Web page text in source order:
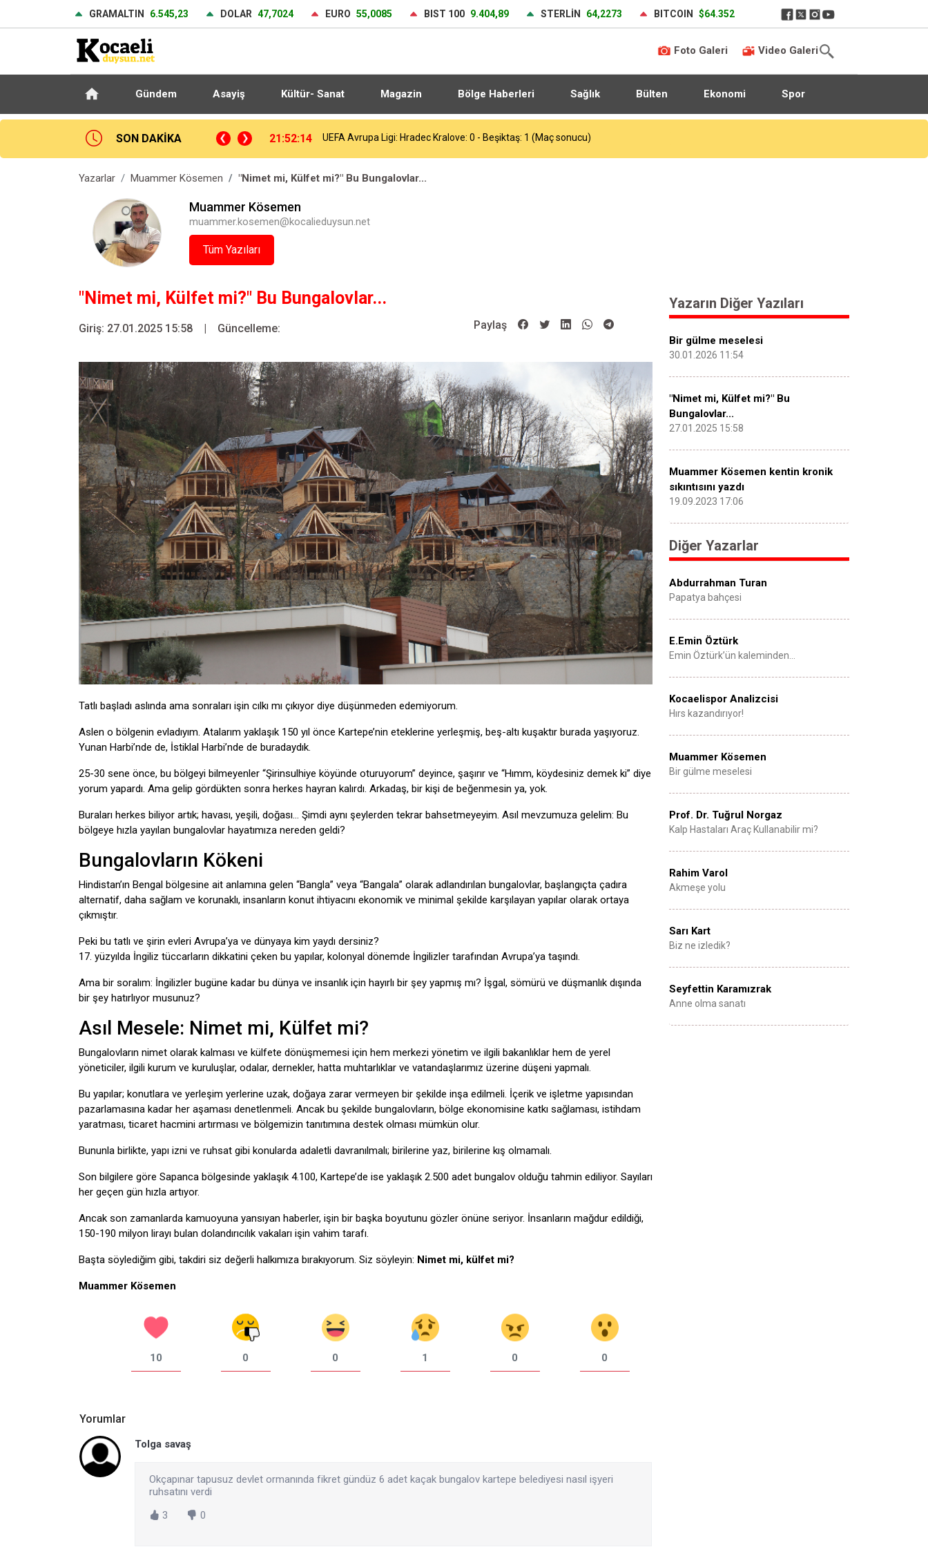
GRAMALTIN 6.545,23 DOLAR 47,7024 EURO 55,0085 BIST 100 9.404,89 STERLİN 64,2273 BITCOIN $64.352
Foto Galeri Video Galeri
Gündem Asayiş Kültür- Sanat Magazin Bölge Haberleri Sağlık Bülten Ekonomi Spor
SON DAKİKA
Kralove: 0 - Beşiktaş: 1 (Maç sonucu) 21:37:53 Heybeliada Deniz Harp Okulu’nda çıkan yangın söndürüldü
Yazarlar Muammer Kösemen "Nimet mi, Külfet mi?" Bu Bungalovlar...
Muammer Kösemen
muammer.kosemen@kocalieduysun.net
Tüm Yazıları
"Nimet mi, Külfet mi?" Bu Bungalovlar...
Giriş: 27.01.2025 15:58 | Güncelleme: Paylaş
Tatlı başladı aslında ama sonraları işin cılkı mı çıkıyor diye düşünmeden edemiyorum.
Aslen o bölgenin evladıyım. Atalarım yaklaşık 150 yıl önce Kartepe’nin eteklerine yerleşmiş, beş-altı kuşaktır burada yaşıyoruz.
Yunan Harbi’nde de, İstiklal Harbi’nde de buradaydık.
25-30 sene önce, bu bölgeyi bilmeyenler “Şirinsulhiye köyünde oturuyorum” deyince, şaşırır ve “Hımm, köydesiniz demek ki” diye
yorum yapardı. Ama gelip gördükten sonra herkes hayran kalırdı. Arkadaş, bir kişi de beğenmesin ya, yok.
Buraları herkes biliyor artık; havası, yeşili, doğası… Şimdi aynı şeylerden tekrar bahsetmeyeyim. Asıl mevzumuza gelelim: Bu
bölgeye hızla yayılan bungalovlar hayatımıza nereden geldi?
Bungalovların Kökeni
Hindistan’ın Bengal bölgesine ait anlamına gelen “Bangla” veya “Bangala” olarak adlandırılan bungalovlar, başlangıçta çadıra
alternatif, daha sağlam ve korunaklı, insanların konut ihtiyacını ekonomik ve minimal şekilde karşılayan yapılar olarak ortaya
çıkmıştır.
Peki bu tatlı ve şirin evleri Avrupa’ya ve dünyaya kim yaydı dersiniz?
17. yüzyılda İngiliz tüccarların dikkatini çeken bu yapılar, kolonyal dönemde İngilizler tarafından Avrupa’ya taşındı.
Ama bir soralım: İngilizler bugüne kadar bu dünya ve insanlık için hayırlı bir şey yapmış mı? İşgal, sömürü ve düşmanlık dışında
bir şey hatırlıyor musunuz?
Asıl Mesele: Nimet mi, Külfet mi?
Bungalovların nimet olarak kalması ve külfete dönüşmemesi için hem merkezi yönetim ve ilgili bakanlıklar hem de yerel
yöneticiler, ilgili kurum ve kuruluşlar, odalar, dernekler, hatta muhtarlıklar ve vatandaşlarımız üzerine düşeni yapmalı.
Bu yapılar; konutlara ve yerleşim yerlerine uzak, doğaya zarar vermeyen bir şekilde inşa edilmeli. İçerik ve işletme yapısından
pazarlamasına kadar her aşaması denetlenmeli. Ancak bu şekilde bungalovların, bölge ekonomisine katkı sağlaması, istihdam
yaratması, ticaret hacmini artırması ve bölgemizin tanıtımına destek olması mümkün olur.
Bununla birlikte, yapı izni ve ruhsat gibi konularda adaletli davranılmalı; birilerine yaz, birilerine kış olmamalı.
Son bilgilere göre Sapanca bölgesinde yaklaşık 4.100, Kartepe’de ise yaklaşık 2.500 adet bungalov olduğu tahmin ediliyor. Sayıları
her geçen gün hızla artıyor.
Ancak son zamanlarda kamuoyuna yansıyan haberler, işin bir başka boyutunu gözler önüne seriyor. İnsanların mağdur edildiği,
150-190 milyon lirayı bulan dolandırıcılık vakaları işin vahim tarafı.
Başta söylediğim gibi, takdiri siz değerli halkımıza bırakıyorum. Siz söyleyin: Nimet mi, külfet mi?
Muammer Kösemen
10 0 0 1 0 0
Yorumlar
Tolga savaş
Okçapınar tapusuz devlet ormanında fikret gündüz 6 adet kaçak bungalov kartepe belediyesi nasıl işyeri
ruhsatını verdi
3
0
Yazarın Diğer Yazıları
Bir gülme meselesi
30.01.2026 11:54
"Nimet mi, Külfet mi?" Bu
Bungalovlar...
27.01.2025 15:58
Muammer Kösemen kentin kronik
sıkıntısını yazdı
19.09.2023 17:06
Diğer Yazarlar
Abdurrahman Turan
Papatya bahçesi
E.Emin Öztürk
Emin Öztürk’ün kaleminden…
Kocaelispor Analizcisi
Hırs kazandırıyor!
Muammer Kösemen
Bir gülme meselesi
Prof. Dr. Tuğrul Norgaz
Kalp Hastaları Araç Kullanabilir mi?
Rahim Varol
Akmeşe yolu
Sarı Kart
Biz ne izledik?
Seyfettin Karamızrak
Anne olma sanatı